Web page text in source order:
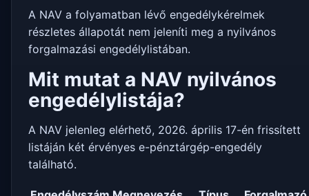
A NAV a folyamatban lévő engedélykérelmek
részletes állapotát nem jeleníti meg a nyilvános
forgalmazási engedélylistában.
Mit mutat a NAV nyilvános
engedélylistája?
A NAV jelenleg elérhető, 2026. április 17-én frissített
listáján két érvényes e-pénztárgép-engedély
található.